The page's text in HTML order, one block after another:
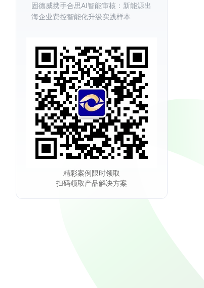
固德威携手合思AI智能审核：新能源出
海企业费控智能化升级实践样本
精彩案例限时领取
扫码领取产品解决方案